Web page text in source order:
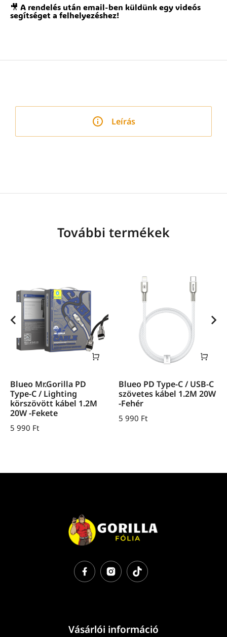
🎥 A rendelés után email-ben küldünk egy videós
segítséget a felhelyezéshez!
Leírás
További termékek
Blueo Mr.Gorilla PD
Type-C / Lighting
körszövött kábel 1.2M
20W -Fekete
5 990 Ft
Blueo PD Type-C / USB-C
szövetes kábel 1.2M 20W
-Fehér
5 990 Ft
Vásárlói információ